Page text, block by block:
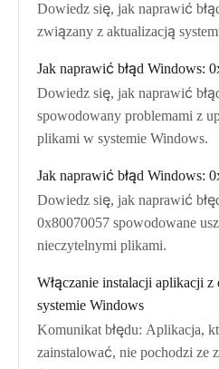
Dowiedz się, jak naprawić
związany z aktualizacją
Jak naprawić błąd Windows:
Dowiedz się, jak naprawić
spowodowany problemami z
plikami w systemie Windows.
Jak naprawić błąd Windows:
Dowiedz się, jak naprawić
0x80070057 spowodowane
nieczytelnymi plikami.
Włączanie instalacji aplikacji
systemie Windows
Komunikat błędu: Aplikacja,
zainstalować, nie pochodzi ze